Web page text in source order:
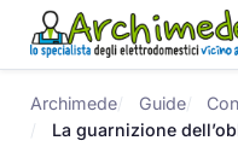
Archimede Guide
La guarnizione